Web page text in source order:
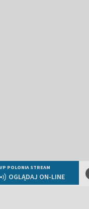
POLONIA STREAM
OGLĄDAJ ON-LINE